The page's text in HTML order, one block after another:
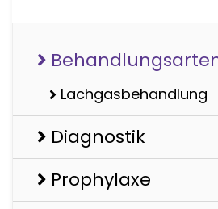
Lachgasbehandlung
Diagnostik
Prophylaxe